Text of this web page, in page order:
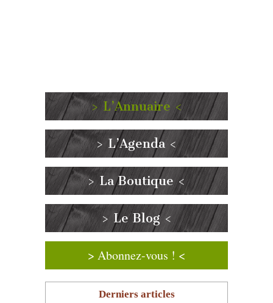
> L’Annuaire <
> L’Agenda <
> La Boutique <
> Le Blog <
> Abonnez-vous ! <
Derniers articles